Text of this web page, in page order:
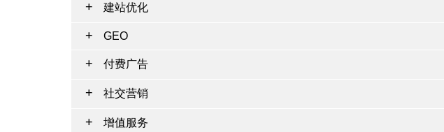
建站优化
GEO
付费广告
社交营销
增值服务